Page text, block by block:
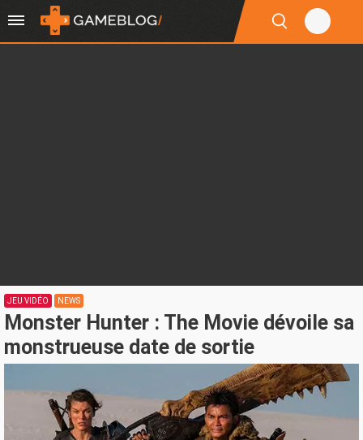
JEU VIDÉO NEWS
Monster Hunter : The Movie dévoile sa
monstrueuse date de sortie